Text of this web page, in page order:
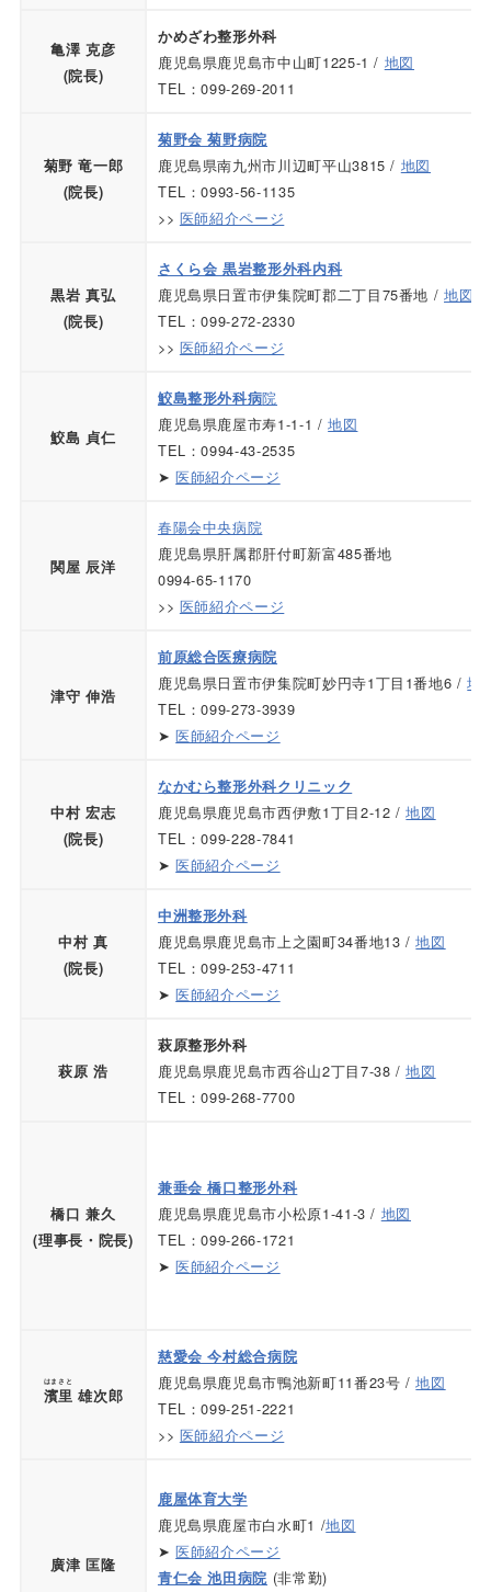
亀澤 克彦
(院長)
かめざわ整形外科
鹿児島県鹿児島市中山町1225-1 / 地図
TEL：099-269-2011
菊野 竜一郎
(院長)
菊野会 菊野病院
鹿児島県南九州市川辺町平山3815 / 地図
TEL：0993-56-1135
>> 医師紹介ページ
黒岩 真弘
(院長)
さくら会 黒岩整形外科内科
鹿児島県日置市伊集院町郡二丁目75番地 /地図
TEL：099-272-2330
>> 医師紹介ページ
鮫島 貞仁
鮫島整形外科病院
鹿児島県鹿屋市寿1-1-1 /地図
TEL：0994-43-2535
➤医師紹介ページ
関屋 辰洋
春陽会中央病院
鹿児島県肝属郡肝付町新富485番地
0994-65-1170
>> 医師紹介ページ
津守 伸浩
前原総合医療病院
鹿児島県日置市伊集院町妙円寺1丁目1番地6 /地
TEL：099-273-3939
➤医師紹介ページ
中村 宏志
(院長)
なかむら整形外科クリニック
鹿児島県鹿児島市西伊敷1丁目2-12 /地図
TEL：099-228-7841
➤医師紹介ページ
中村 真
(院長)
中洲整形外科
鹿児島県鹿児島市上之園町34番地13 /地図
TEL：099-253-4711
➤医師紹介ページ
萩原 浩
萩原整形外科
鹿児島県鹿児島市西谷山2丁目7-38 /地図
TEL：099-268-7700
橋口 兼久
(理事長・院長)
兼垂会 橋口整形外科
鹿児島県鹿児島市小松原1-41-3 / 地図
TEL：099-266-1721
➤医師紹介ページ
濱里
はまさと
雄次郎
慈愛会 今村総合病院
鹿児島県鹿児島市鴨池新町11番23号 /地図
TEL：099-251-2221
>> 医師紹介ページ
廣津 匡隆
鹿屋体育大学
鹿児島県鹿屋市白水町1 /地図
➤医師紹介ページ
青仁会 池田病院 (非常勤)